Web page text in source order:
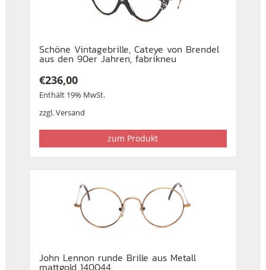
Schöne Vintagebrille, Cateye von Brendel
aus den 90er Jahren, fabrikneu
€236,00
Enthält 19% MwSt.
zzgl.Versand
zum Produkt
John Lennon runde Brille aus Metall
mattgold 140044